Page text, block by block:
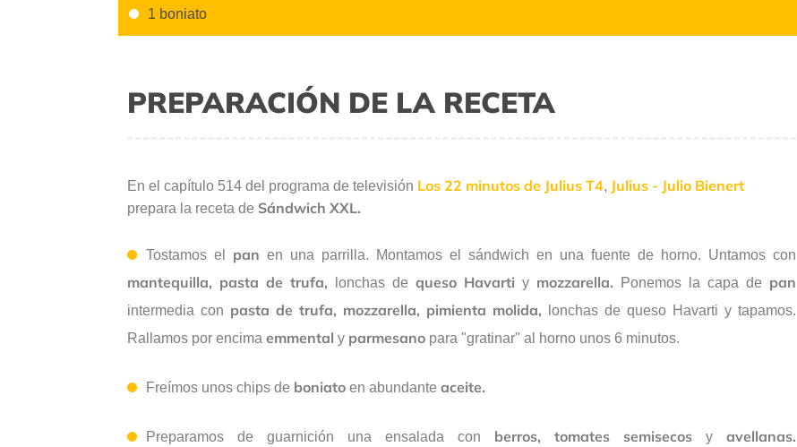
1 boniato
PREPARACIÓN DE LA RECETA
En el capítulo 514 del programa de televisión Los 22 minutos de Julius T4, Julius - Julio Bienert
prepara la receta de Sándwich XXL.
Tostamos el pan en una parrilla. Montamos el sándwich en una fuente de horno. Untamos con
mantequilla, pasta de trufa, lonchas de queso Havartiy mozzarella. Ponemos la capa de pan
intermedia con pasta de trufa, mozzarella, pimienta molida, lonchas de queso Havarti y tapamos.
Rallamos por encima emmental y parmesano para "gratinar" al horno unos 6 minutos.
Freímos unos chips de boniato en abundante aceite.
Preparamos de guarnición una ensalada con berros, tomates semisecosy avellanas.